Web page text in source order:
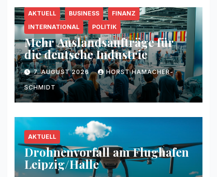
AKTUELL BUSINESS
FINANZ
INTERNATIONAL
POLITIK
Mehr Auslandsaufträge für
die deutsche Industrie
7. AUGUST 2026 HORST HAMACHER-
SCHMIDT
AKTUELL
Drohnenvorfall am Flughafen
Leipzig/Halle